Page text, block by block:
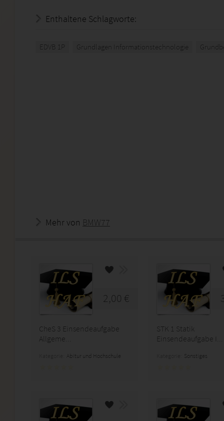
Enthaltene Schlagworte:
EDVB 1P Grundlagen Informationstechnologie
Mehr von BMW77
2,00 €
CheS 3 Einsendeaufgabe
Allgeme...
Abitur und Hochschule
STK 1 Statik
Einsendeaufgabe I...
Sonstiges